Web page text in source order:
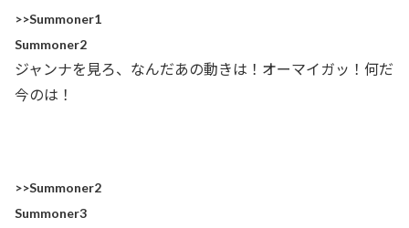
>>Summoner1
Summoner2
ジャンナを見ろ、なんだあの動きは！オーマイガッ！何だ
今のは！
>>Summoner2
Summoner3